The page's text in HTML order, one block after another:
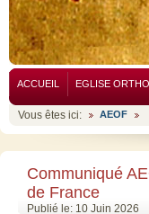
ACCUEIL EGLISE
Vous êtes ici: AEOF
Communiqué
de France
Publié le: 10 Juin 2026